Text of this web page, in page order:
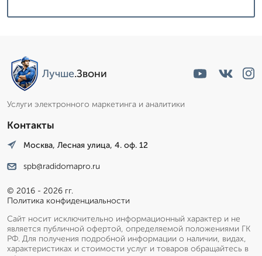
Лучше.Звони
Услуги электронного маркетинга и аналитики
Контакты
Москва, Лесная улица, 4. оф. 12
spb@radidomapro.ru
© 2016 - 2026 гг.
Политика конфиденциальности
Сайт носит исключительно информационный характер и не
является публичной офертой, определяемой положениями ГК
РФ. Для получения подробной информации о наличии, видах,
характеристиках и стоимости услуг и товаров обращайтесь в